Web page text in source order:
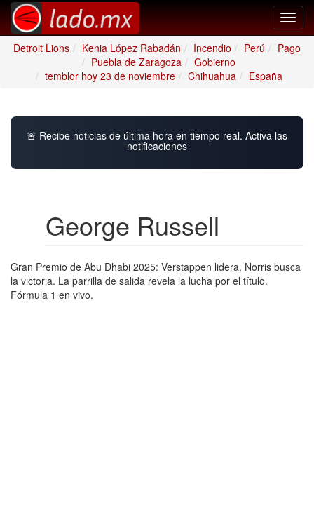
Detroit Lions
Kenia López Rabadán Incendio Perú
Pago
Puebla de Zaragoza
Gobierno
temblor hoy 23 de noviembre
Chihuahua España
🚨 Recibe noticias de última hora en tiempo real. Activa las
notificaciones
George Russell
Gran Premio de Abu Dhabi 2025: Verstappen lidera, Norris busca
la victoria. La parrilla de salida revela la lucha por el título.
Fórmula 1 en vivo.